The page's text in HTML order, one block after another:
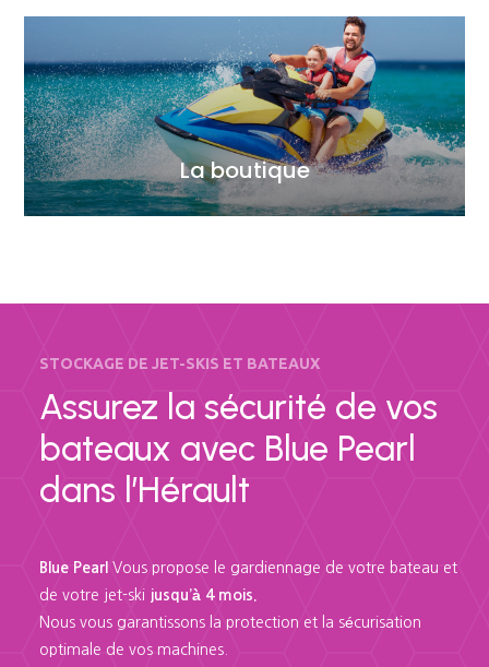
La boutique
STOCKAGE DE JET-SKIS ET BATEAUX
Assurez la sécurité de vos
bateaux avec Blue Pearl
dans l’Hérault
Blue Pearl Vous propose le gardiennage de votre bateau et
de votre jet-ski jusqu’à 4 mois.
Nous vous garantissons la protection et la sécurisation
optimale de vos machines.